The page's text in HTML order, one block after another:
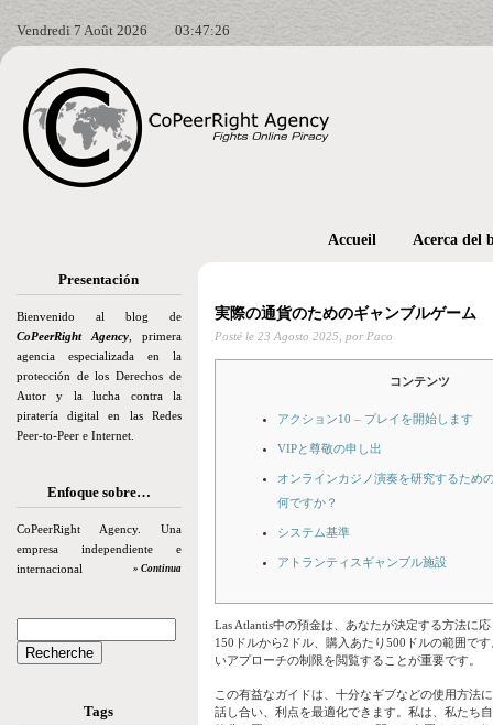
Vendredi 7 Août 2026 03:47:27
Presentación
Bienvenido al blog de
CoPeerRight Agency , primera
agencia especializada en la
protección de los Derechos de
Autor y la lucha contra la
piratería digital en las Redes
Peer-to-Peer e Internet.
Enfoque sobre…
CoPeerRight Agency. Una
empresa independiente e
internacional
» Continua
Tags
Accueil Acerca del
実際の通貨のためのギャンブルゲーム
Posté le 23 Agosto 2025, por Paco
コンテンツ
アクション10 – プレイを開始します
VIPと尊敬の申し出
オンラインカジノ演奏を研究するため
何ですか？
システム基準
アトランティスギャンブル施設
Las Atlantis中の預金は、あなたが決定する方法に
150ドルから2ドル、購入あたり500ドルの範囲で
いアプローチの制限を閲覧することが重要です。
この有益なガイドは、十分なギブなどの使用方法
話し合い、利点を最適化できます。私は、私たち